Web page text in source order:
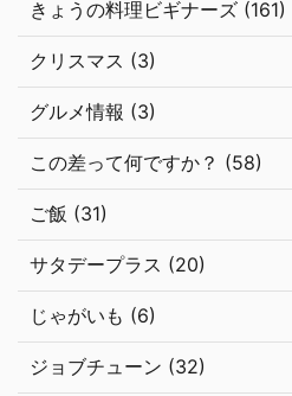
きょうの料理ビギナーズ (161)
クリスマス (3)
グルメ情報 (3)
この差って何ですか？ (58)
ご飯 (31)
サタデープラス (20)
じゃがいも (6)
ジョブチューン (32)